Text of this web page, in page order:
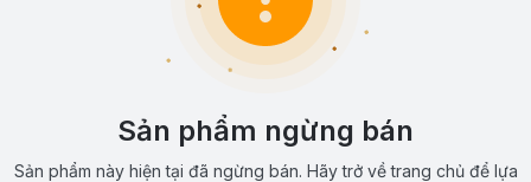
Sản phẩm ngừng bán
Sản phẩm này hiện tại đã ngừng bán. Hãy trở về trang chủ để lựa